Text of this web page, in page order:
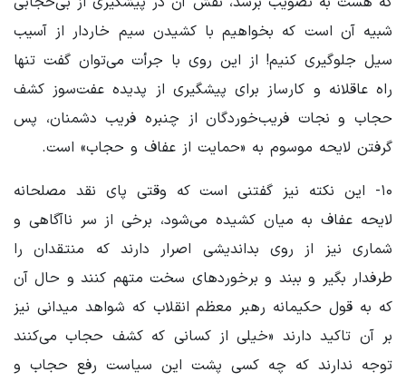
شبیه آن است که بخواهیم با کشیدن سیم خاردار از آسیب
سیل جلوگیری کنیم! از این روی با جرأت می‌توان گفت تنها
راه عاقلانه و کارساز برای پیشگیری از پدیده عفت‌سوز کشف
حجاب و نجات فریب‌خوردگان از چنبره فریب دشمنان، پس
گرفتن لایحه موسوم به «حمایت از عفاف و حجاب» است.
۱۰- این نکته نیز گفتنی است که وقتی پای نقد مصلحانه
لایحه عفاف به میان کشیده می‌شود، برخی از سر ناآگاهی و
شماری نیز از روی بداندیشی اصرار دارند که منتقدان را
طرفدار بگیر و ببند و برخوردهای سخت متهم کنند و حال آن
که به قول حکیمانه رهبر معظم انقلاب که شواهد میدانی نیز
بر آن تاکید دارند «خیلی از کسانی که کشف حجاب می‌کنند
توجه ندارند که چه کسی پشت این سیاست رفع حجاب و